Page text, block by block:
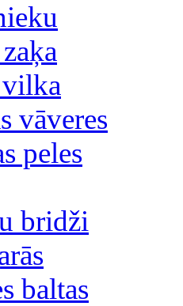
vilka
vāveres
peles
bridži
baltas